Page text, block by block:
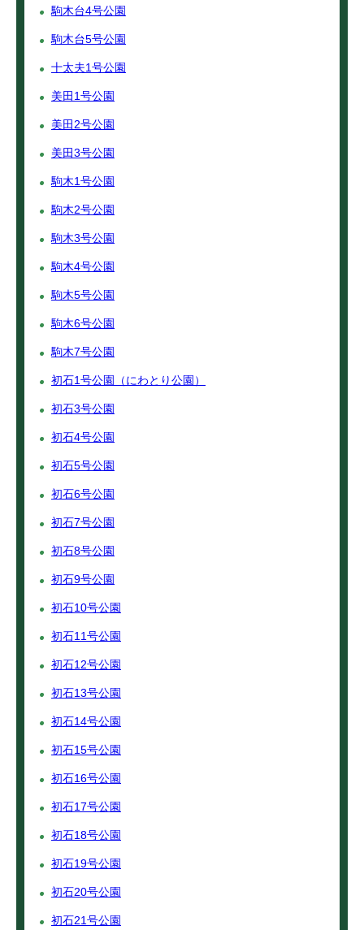
駒木台4号公園
駒木台5号公園
十太夫1号公園
美田1号公園
美田2号公園
美田3号公園
駒木1号公園
駒木2号公園
駒木3号公園
駒木4号公園
駒木5号公園
駒木6号公園
駒木7号公園
初石1号公園（にわとり公園）
初石3号公園
初石4号公園
初石5号公園
初石6号公園
初石7号公園
初石8号公園
初石9号公園
初石10号公園
初石11号公園
初石12号公園
初石13号公園
初石14号公園
初石15号公園
初石16号公園
初石17号公園
初石18号公園
初石19号公園
初石20号公園
初石21号公園